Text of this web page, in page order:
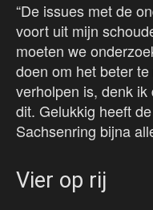
“De issues met de
voort uit mijn
moeten we
doen om het beter
verholpen is, denk
dit. Gelukkig heeft
Sachsenring bijna
Vier op rij